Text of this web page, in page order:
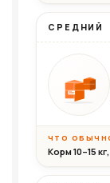
СРЕДНИЙ
20кг
ЧТО
Корм 10–15